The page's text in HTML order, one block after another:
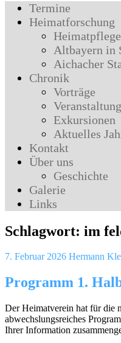
Termine
Heimatforschung
Heimatpflege
Altbayern in
Aichacher
Chronik
Vorträge
Exkursionen
Aktuelles
Kontakt
Über uns
Geschichte
Galerie
Links
Schlagwort: im
7. Februar 2026 Hermann
Programm 1.
Der Heimatverein hat für die
abwechslungsreiches
Ihrer Information